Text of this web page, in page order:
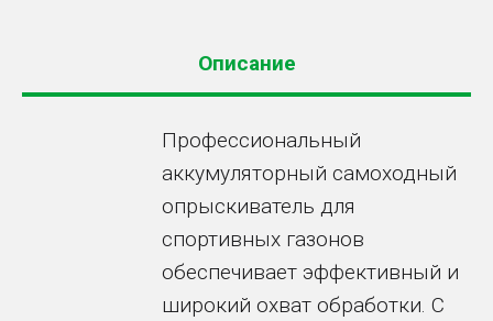
Описание
Профессиональный
аккумуляторный самоходный
опрыскиватель для
спортивных газонов
обеспечивает эффективный и
широкий охват обработки. С